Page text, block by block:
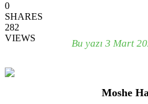
0
SHARES
282
VIEWS
Bu yazı 3 Mart
Moshe